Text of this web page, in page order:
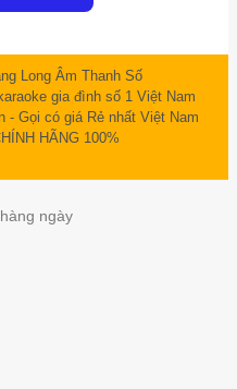
Long Âm Thanh Số
gia đình số 1 Việt Nam
- Gọi có giá Rẻ nhất Việt Nam
HÃNG 100%
ngày